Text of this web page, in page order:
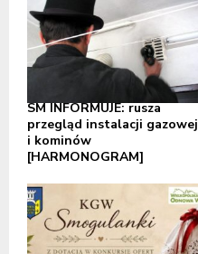
SM INFORMUJE: rusza
przegląd instalacji gazowej
i kominów
[HARMONOGRAM]